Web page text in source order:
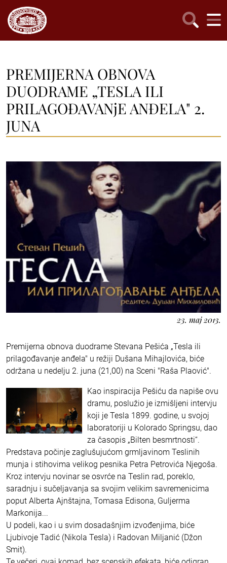
PREMIJERNA OBNOVA
DUODRAME „TESLA ILI
PRILAGOĐAVANjE ANĐELA" 2.
JUNA
23. maj 2013.
Premijerna obnova duodrame Stevana Pešića „Tesla ili
prilagođavanje anđela" u režiji Dušana Mihajlovića, biće
održana u nedelju 2. juna (21,00) na Sceni "Raša Plaović".
Kao inspiracija Pešiću da napiše ovu
dramu, poslužio je izmišljeni intervju
koji je Tesla 1899. godine, u svojoj
laboratoriji u Kolorado Springsu, dao
za časopis „Bilten besmrtnosti“.
Predstava počinje zaglušujućom grmljavinom Teslinih
munja i stihovima velikog pesnika Petra Petrovića Njegoša.
Kroz intervju novinar se osvrće na Teslin rad, poreklo,
saradnju i sučeljavanja sa svojim velikim savremenicima
poput Alberta Ajnštajna, Tomasa Edisona, Guljerma
Markonija...
U podeli, kao i u svim dosadašnjim izvođenjima, biće
Ljubivoje Tadić (Nikola Tesla) i Radovan Miljanić (Džon
Smit).